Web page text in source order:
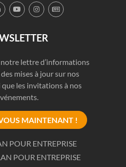
  
lettre d’informations
mises à jour sur nos
les invitations à nos
MAINTENANT !
POUR ENTREPRISE
POUR ENTREPRISE